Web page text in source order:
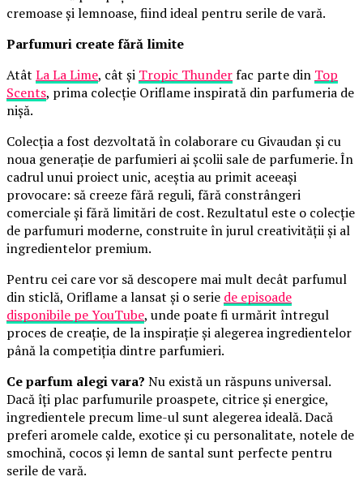
cremoase și lemnoase, fiind ideal pentru serile de vară.
Parfumuri create fără limite
Atât La La Lime, cât și Tropic Thunderfac parte din Top
Scents, prima colecție Oriflame inspirată din parfumeria de
nișă.
Colecția a fost dezvoltată în colaborare cu Givaudan și cu
noua generație de parfumieri ai școlii sale de parfumerie. În
cadrul unui proiect unic, aceștia au primit aceeași
provocare: să creeze fără reguli, fără constrângeri
comerciale și fără limitări de cost. Rezultatul este o colecție
de parfumuri moderne, construite în jurul creativității și al
ingredientelor premium.
Pentru cei care vor să descopere mai mult decât parfumul
din sticlă, Oriflame a lansat și o serie de episoade
disponibile pe YouTube, unde poate fi urmărit întregul
proces de creație, de la inspirație și alegerea ingredientelor
până la competiția dintre parfumieri.
Ce parfum alegi vara? Nu există un răspuns universal.
Dacă îți plac parfumurile proaspete, citrice și energice,
ingredientele precum lime-ul sunt alegerea ideală. Dacă
preferi aromele calde, exotice și cu personalitate, notele de
smochină, cocos și lemn de santal sunt perfecte pentru
serile de vară.